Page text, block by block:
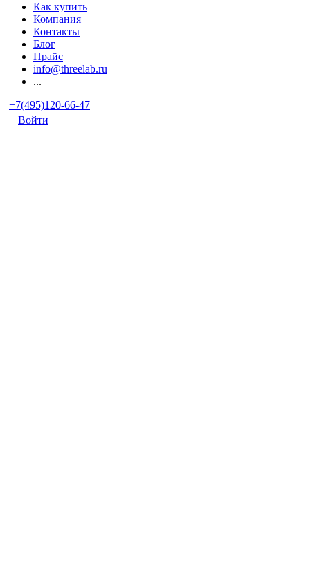
Как купить
Компания
Контакты
Блог
Прайс
info@threelab.ru
...
+7(495)120-66-47
Войти